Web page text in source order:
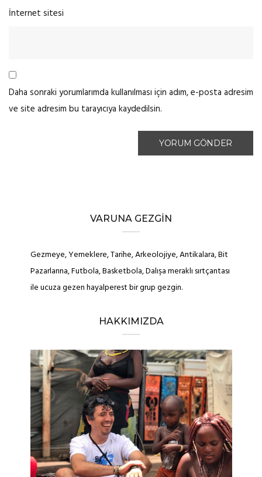
İnternet sitesi
Daha sonraki yorumlarımda kullanılması için adım, e-posta adresim
ve site adresim bu tarayıcıya kaydedilsin.
VARUNA GEZGIN
Gezmeye, Yemeklere, Tarihe, Arkeolojiye, Antikalara, Bit
Pazarlarına, Futbola, Basketbola, Dalışa meraklı sırtçantası
ile ucuza gezen hayalperest bir grup gezgin.
HAKKIMIZDA